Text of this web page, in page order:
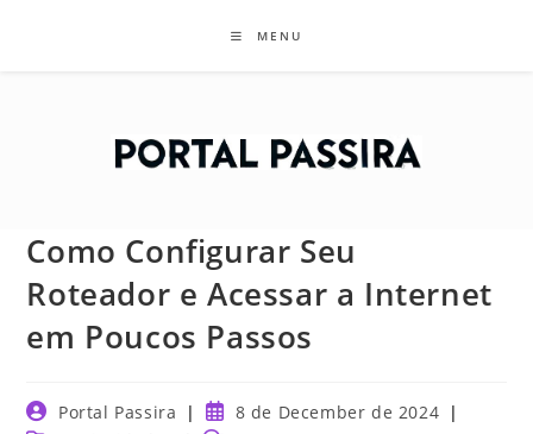
MENU
Como Configurar Seu
Roteador e Acessar a Internet
em Poucos Passos
PostPortal Passira
Post8 de December de 2024